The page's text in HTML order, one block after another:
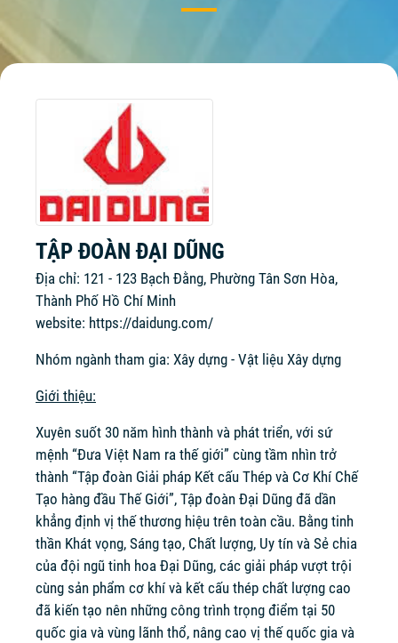
TẬP ĐOÀN ĐẠI DŨNG
Địa chỉ: 121 - 123 Bạch Đằng, Phường Tân Sơn Hòa,
Thành Phố Hồ Chí Minh
website: https://daidung.com/
Nhóm ngành tham gia: Xây dựng - Vật liệu Xây dựng
Giới thiệu:
Xuyên suốt 30 năm hình thành và phát triển, với sứ
mệnh “Đưa Việt Nam ra thế giới” cùng tầm nhìn trở
thành “Tập đoàn Giải pháp Kết cấu Thép và Cơ Khí Chế
Tạo hàng đầu Thế Giới”, Tập đoàn Đại Dũng đã dần
khẳng định vị thế thương hiệu trên toàn cầu. Bằng tinh
thần Khát vọng, Sáng tạo, Chất lượng, Uy tín và Sẻ chia
của đội ngũ tinh hoa Đại Dũng, các giải pháp vượt trội
cùng sản phẩm cơ khí và kết cấu thép chất lượng cao
đã kiến tạo nên những công trình trọng điểm tại 50
quốc gia và vùng lãnh thổ, nâng cao vị thế quốc gia và